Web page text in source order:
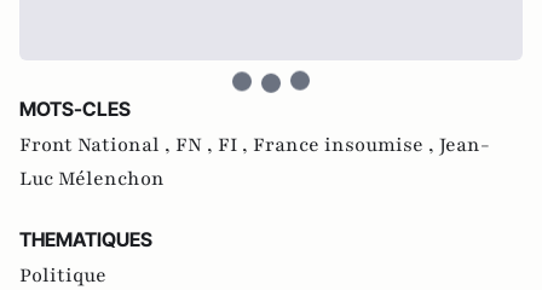
MOTS-CLES
Front National , FN , FI , France insoumise , Jean-
Luc Mélenchon
THEMATIQUES
Politique